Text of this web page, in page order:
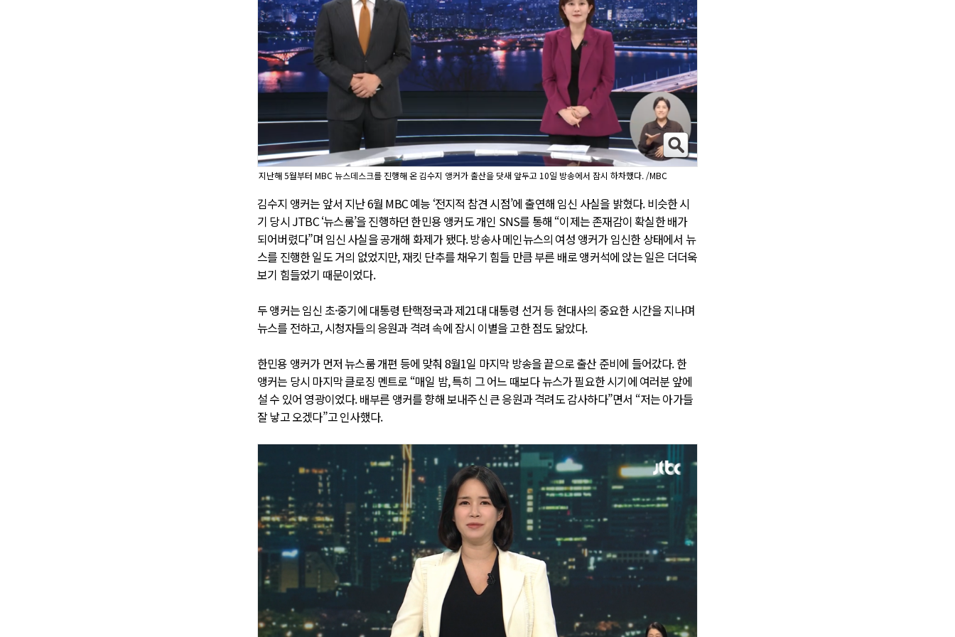
지난해 5월부터 MBC 뉴스데스크를 진행해 온 김수지 앵커가 출산을 닷새 앞두고 10일 방송에서 잠시 하차했다. /MBC
김수지 앵커는 앞서 지난 6월 MBC 예능 ‘전지적 참견 시점’에 출연해 임신 사실을 밝혔다. 비슷한 시
기 당시 JTBC ‘뉴스룸’을 진행하던 한민용 앵커도 개인 SNS를 통해 “이제는 존재감이 확실한 배가
되어버렸다”며 임신 사실을 공개해 화제가 됐다. 방송사 메인뉴스의 여성 앵커가 임신한 상태에서 뉴
스를 진행한 일도 거의 없었지만, 재킷 단추를 채우기 힘들 만큼 부른 배로 앵커석에 앉는 일은 더더욱
보기 힘들었기 때문이었다.
두 앵커는 임신 초·중기에 대통령 탄핵정국과 제21대 대통령 선거 등 현대사의 중요한 시간을 지나며
뉴스를 전하고, 시청자들의 응원과 격려 속에 잠시 이별을 고한 점도 닮았다.
한민용 앵커가 먼저 뉴스룸 개편 등에 맞춰 8월1일 마지막 방송을 끝으로 출산 준비에 들어갔다. 한
앵커는 당시 마지막 클로징 멘트로 “매일 밤, 특히 그 어느 때보다 뉴스가 필요한 시기에 여러분 앞에
설 수 있어 영광이었다. 배부른 앵커를 향해 보내주신 큰 응원과 격려도 감사하다”면서 “저는 아가들
잘 낳고 오겠다”고 인사했다.